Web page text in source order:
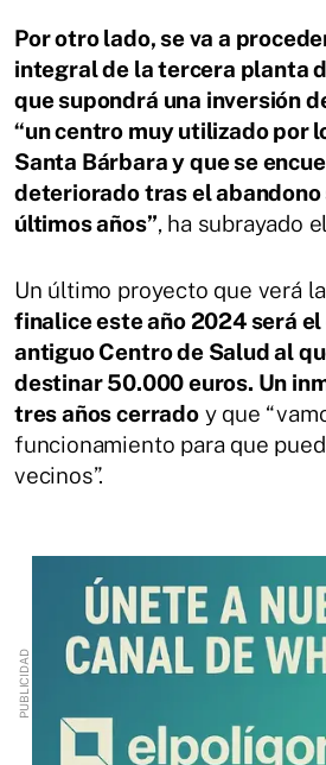
Por otro lado, se va a
integral de la tercera planta
que supondrá una inversión
“un centro muy utilizado por
Santa Bárbara y que se
deteriorado tras el abandono
últimos años”, ha subrayado
Un último proyecto que verá
finalice este año 2024 será
antiguo Centro de Salud al
destinar 50.000 euros. Un
tres años cerradoy que
funcionamiento para que
vecinos”.